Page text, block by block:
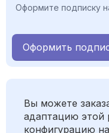
Оформите подписку
Оформить
Вы можете
адаптацию этой
конфигурацию